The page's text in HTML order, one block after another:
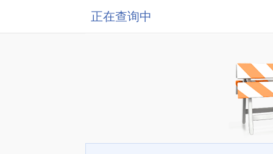
正在查询中